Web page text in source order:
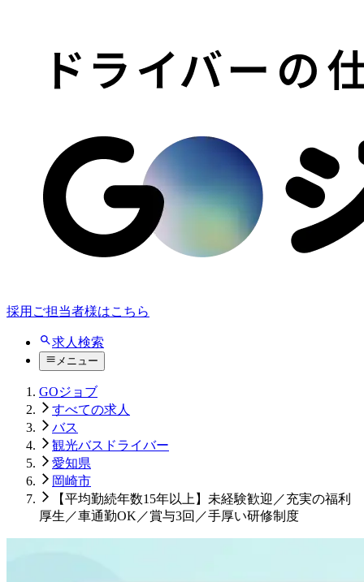
採用ご担当者様はこちら
求人検索
メニュー
GOジョブ
すべての求人
バス
観光バスドライバー
愛知県
岡崎市
【平均勤続年数15年以上】未経験歓迎／充実の福利
厚生／車通勤OK／賞与3回／手厚い研修制度